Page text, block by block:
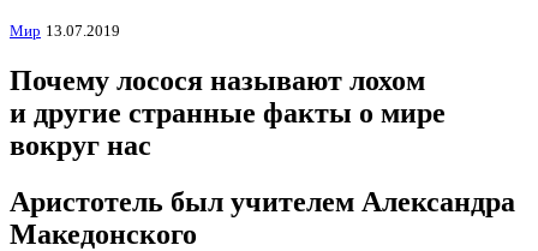
Мир 13.07.2019
Почему лосося называют лохом
и другие странные факты о мире
вокруг нас
Аристотель был учителем Александра
Македонского